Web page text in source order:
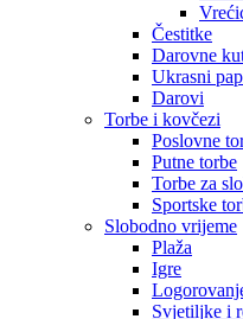
Čestitke
Darovne
Ukrasni
Darovi
Torbe i kovčezi
Poslovne
Putne torbe
Torbe za
Sportske
Slobodno vrijeme
Plaža
Igre
Svjetiljke i